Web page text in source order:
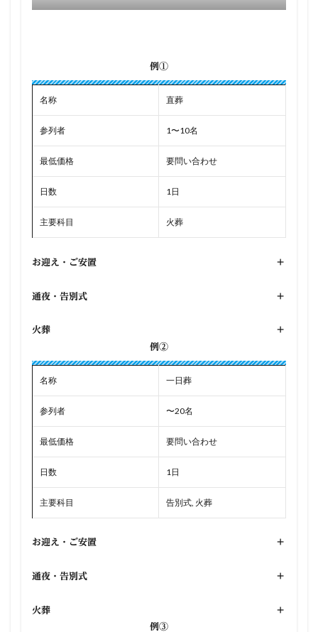
例①
名称 直葬
参列者 1〜10名
最低価格 要問い合わせ
日数 1日
主要科目 火葬
お迎え・ご安置 +
通夜・告別式 +
火葬
+
例②
名称 一日葬
参列者 〜20名
最低価格 要問い合わせ
日数 1日
主要科目 告別式, 火葬
お迎え・ご安置 +
通夜・告別式 +
火葬
+
例③